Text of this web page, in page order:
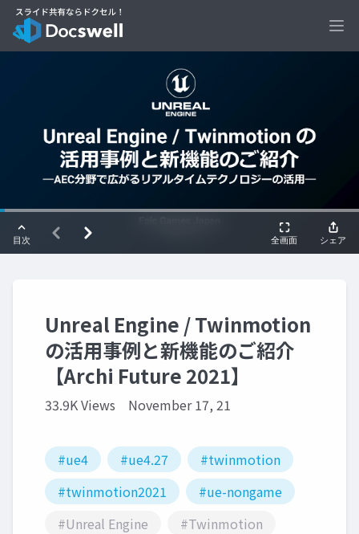
Unreal Engine / Twinmotion
の活用事例と新機能のご紹介
【Archi Future 2021】
33.9K Views November 17, 21
#ue4 #ue4.27
#twinmotion
#twinmotion2021
#ue-nongame
#Unreal Engine
#Twinmotion